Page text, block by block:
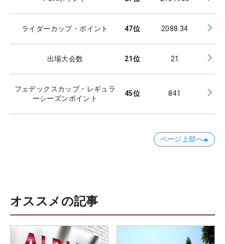
ライダーカップ・ポイント 47位 2088.34
出場大会数 21位 21
フェデックスカップ・レギュラ
ーシーズンポイント
45位 841
ページ上部へ
オススメの記事